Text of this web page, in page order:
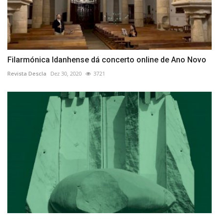
Filarmónica Idanhense dá concerto online de Ano Novo
Revista Descla Dez 30, 2020 3721